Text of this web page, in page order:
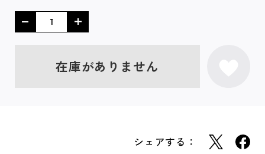
在庫がありません
シェアする：